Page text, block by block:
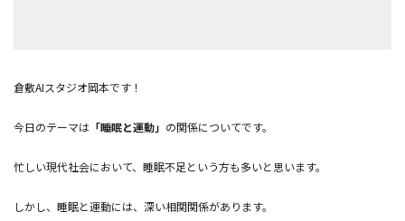
倉敷AIスタジオ岡本です！
今日のテーマは 「睡眠と運動」 の関係についてです。
忙しい現代社会において、睡眠不足という方も多いと思います。
しかし、睡眠と運動には、深い相関関係があります。